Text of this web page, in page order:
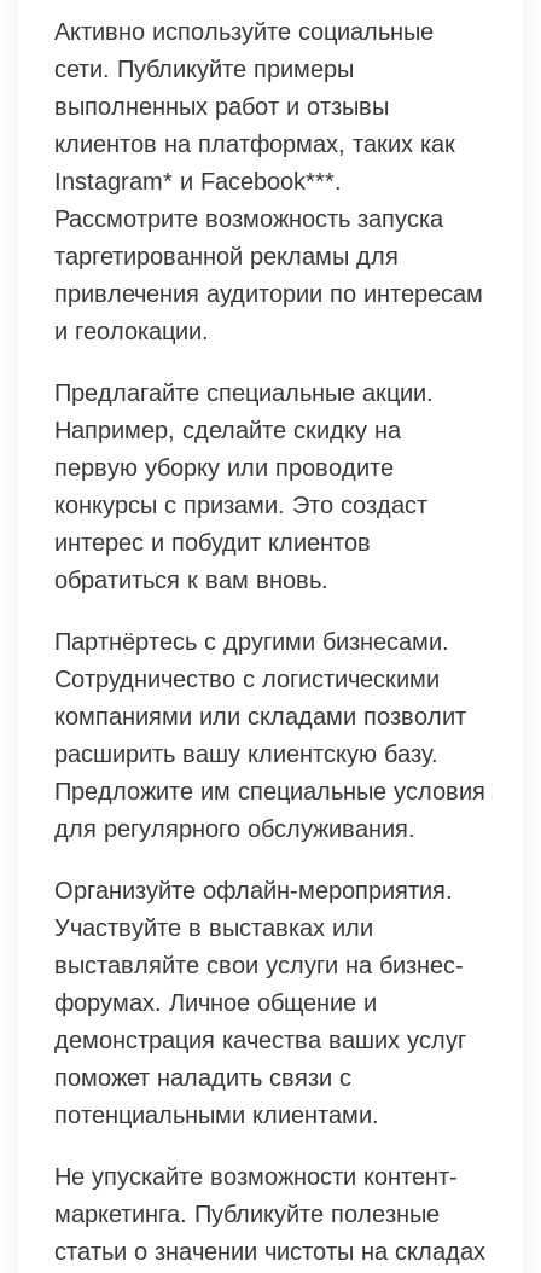
Активно используйте социальные
сети. Публикуйте примеры
выполненных работ и отзывы
клиентов на платформах, таких как
Instagram* и Facebook***.
Рассмотрите возможность запуска
таргетированной рекламы для
привлечения аудитории по интересам
и геолокации.
Предлагайте специальные акции.
Например, сделайте скидку на
первую уборку или проводите
конкурсы с призами. Это создаст
интерес и побудит клиентов
обратиться к вам вновь.
Партнёртесь с другими бизнесами.
Сотрудничество с логистическими
компаниями или складами позволит
расширить вашу клиентскую базу.
Предложите им специальные условия
для регулярного обслуживания.
Организуйте офлайн-мероприятия.
Участвуйте в выставках или
выставляйте свои услуги на бизнес-
форумах. Личное общение и
демонстрация качества ваших услуг
поможет наладить связи с
потенциальными клиентами.
Не упускайте возможности контент-
маркетинга. Публикуйте полезные
статьи о значении чистоты на складах